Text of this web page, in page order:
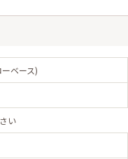
ベース)
い